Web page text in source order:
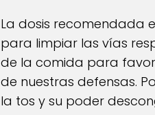
La dosis recomendada
para limpiar las vías
de la comida para
de nuestras defensas.
la tos y su poder